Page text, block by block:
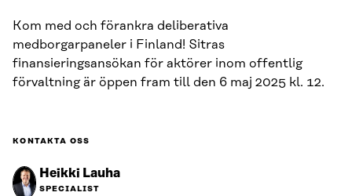
Kom med och förankra deliberativa
medborgarpaneler i Finland! Sitras
finansieringsansökan för aktörer inom offentlig
förvaltning är öppen fram till den 6 maj 2025 kl. 12.
KONTAKTA OSS
Heikki Lauha
SPECIALIST